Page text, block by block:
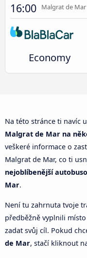
16:00 Malgrat de Mar
Economy
Na této stránce ti navíc
Malgrat de Mar na
veškeré informace o
Malgrat de Mar, co ti
nejoblíbenější
Mar.
Není tu zahrnuta tvoje
předběžně vyplnili
zadat svůj cíl. Pokud
de Mar, stačí kliknout